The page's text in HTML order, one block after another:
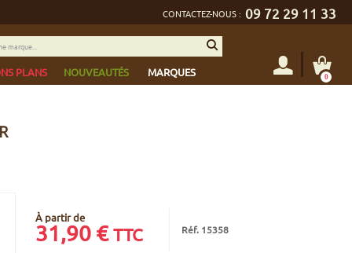
CONTACTEZ-NOUS : 09 72 29 11 33
PLANS NOUVEAUTÉS MARQUES 0
À partir de
31,90€ TTC Réf. 15358